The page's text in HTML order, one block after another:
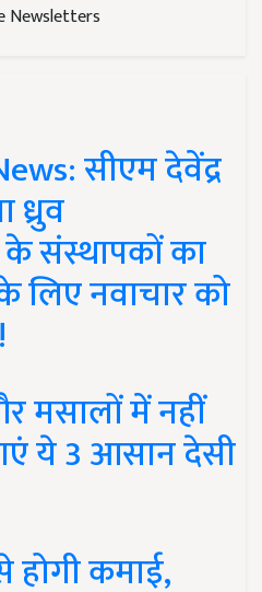
Newsletters
सीएम देवेंद्र
के संस्थापकों का
लिए नवाचार को
मसालों में नहीं
ये 3 आसान देसी
कमाई,